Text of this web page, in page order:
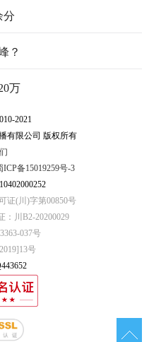
分
？
万
2021
有限公司 版权所有
ICP备15019259号-3
证(川)字第00850号
：川B2-20200029
037号
号